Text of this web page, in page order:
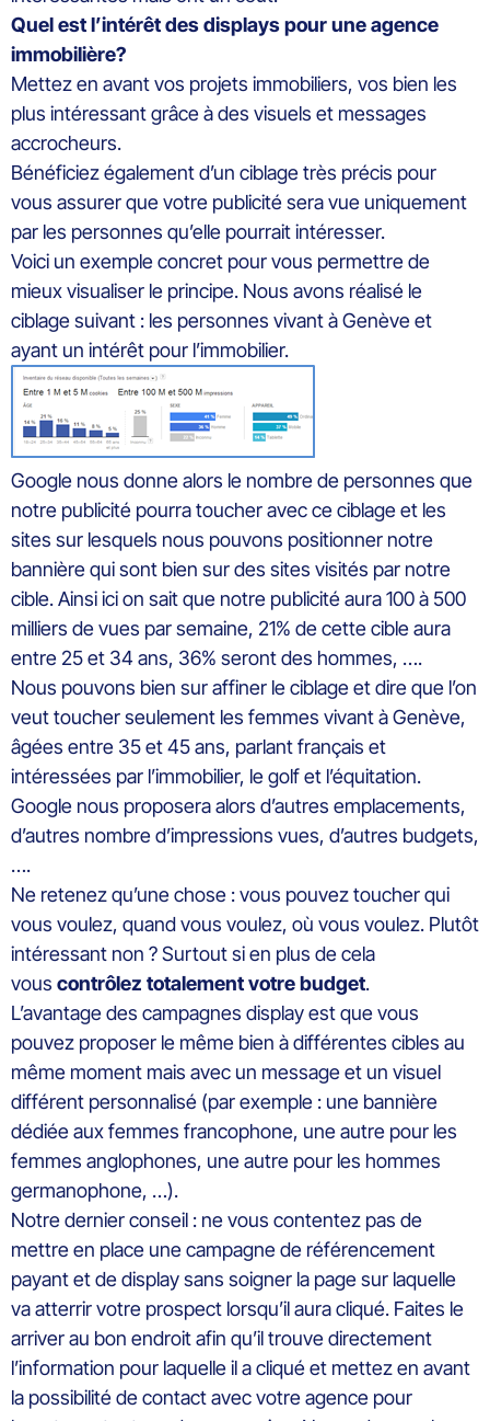
Quel est l’intérêt des displays pour une agence
immobilière?
Mettez en avant vos projets immobiliers, vos bien les
plus intéressant grâce à des visuels et messages
accrocheurs.
Bénéficiez également d’un ciblage très précis pour
vous assurer que votre publicité sera vue uniquement
par les personnes qu’elle pourrait intéresser.
Voici un exemple concret pour vous permettre de
mieux visualiser le principe. Nous avons réalisé le
ciblage suivant : les personnes vivant à Genève et
ayant un intérêt pour l’immobilier.
Google nous donne alors le nombre de personnes que
notre publicité pourra toucher avec ce ciblage et les
sites sur lesquels nous pouvons positionner notre
bannière qui sont bien sur des sites visités par notre
cible. Ainsi ici on sait que notre publicité aura 100 à 500
milliers de vues par semaine, 21% de cette cible aura
entre 25 et 34 ans, 36% seront des hommes, ….
Nous pouvons bien sur affiner le ciblage et dire que l’on
veut toucher seulement les femmes vivant à Genève,
âgées entre 35 et 45 ans, parlant français et
intéressées par l’immobilier, le golf et l’équitation.
Google nous proposera alors d’autres emplacements,
d’autres nombre d’impressions vues, d’autres budgets,
….
Ne retenez qu’une chose : vous pouvez toucher qui
vous voulez, quand vous voulez, où vous voulez. Plutôt
intéressant non ? Surtout si en plus de cela
vous contrôlez totalement votre budget.
L’avantage des campagnes display est que vous
pouvez proposer le même bien à différentes cibles au
même moment mais avec un message et un visuel
différent personnalisé (par exemple : une bannière
dédiée aux femmes francophone, une autre pour les
femmes anglophones, une autre pour les hommes
germanophone, …).
Notre dernier conseil : ne vous contentez pas de
mettre en place une campagne de référencement
payant et de display sans soigner la page sur laquelle
va atterrir votre prospect lorsqu’il aura cliqué. Faites le
arriver au bon endroit afin qu’il trouve directement
l’information pour laquelle il a cliqué et mettez en avant
la possibilité de contact avec votre agence pour